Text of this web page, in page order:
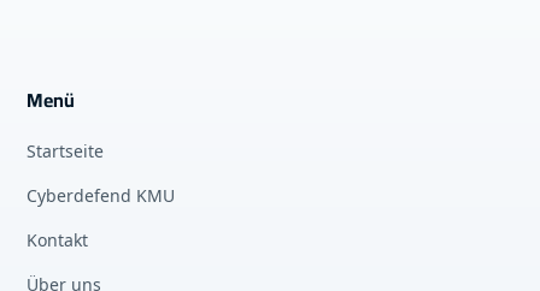
Menü
Startseite
Cyberdefend KMU
Kontakt
Über uns